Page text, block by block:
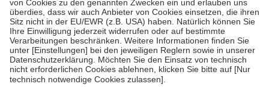
• Kindern und Jugendlichen bis zum vollendeten 18. Lebensjahr
mit Ausnahme der Fahrkosten
• Untersuchungen zur Vorsorge und Früherkennung, die von der
GKV getragen werden
• empfohlenen Schutzimpfungen
• Harn- und Blutteststreifen